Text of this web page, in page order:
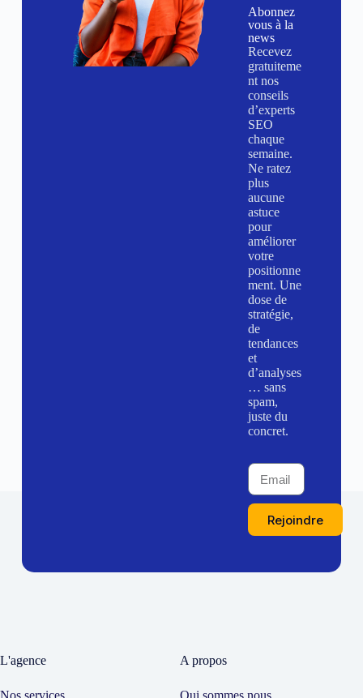
Abonnez
vous à la
news
Recevez
gratuiteme
nt nos
conseils
d’experts
SEO
chaque
semaine.
Ne ratez
plus
aucune
astuce
pour
améliorer
votre
positionne
ment. Une
dose de
stratégie,
de
tendances
et
d’analyses
… sans
spam,
juste du
concret.
Rejoindre
L'agence A propos